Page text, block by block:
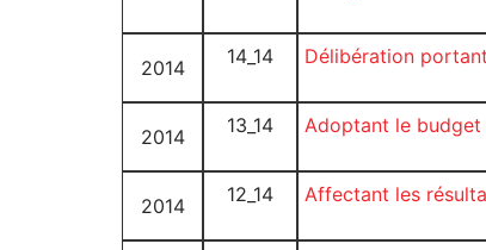
2014 14_14 Délibération
2014 13_14 Adoptant le budget
2014 12_14 Affectant les